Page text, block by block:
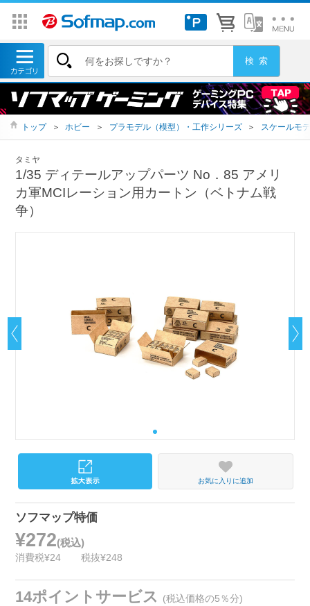
トップ ＞ ホビー ＞ プラモデル（模型）・工作シリーズ ＞ スケールモ
タミヤ
1/35 ディテールアップパーツ No．85 アメリ
カ軍MCIレーション用カートン（ベトナム戦
争）
お気に入りに追加
ソフマップ特価
¥272(税込)
消費税¥24 税抜¥248
14ポイントサービス (税込価格の5％分)